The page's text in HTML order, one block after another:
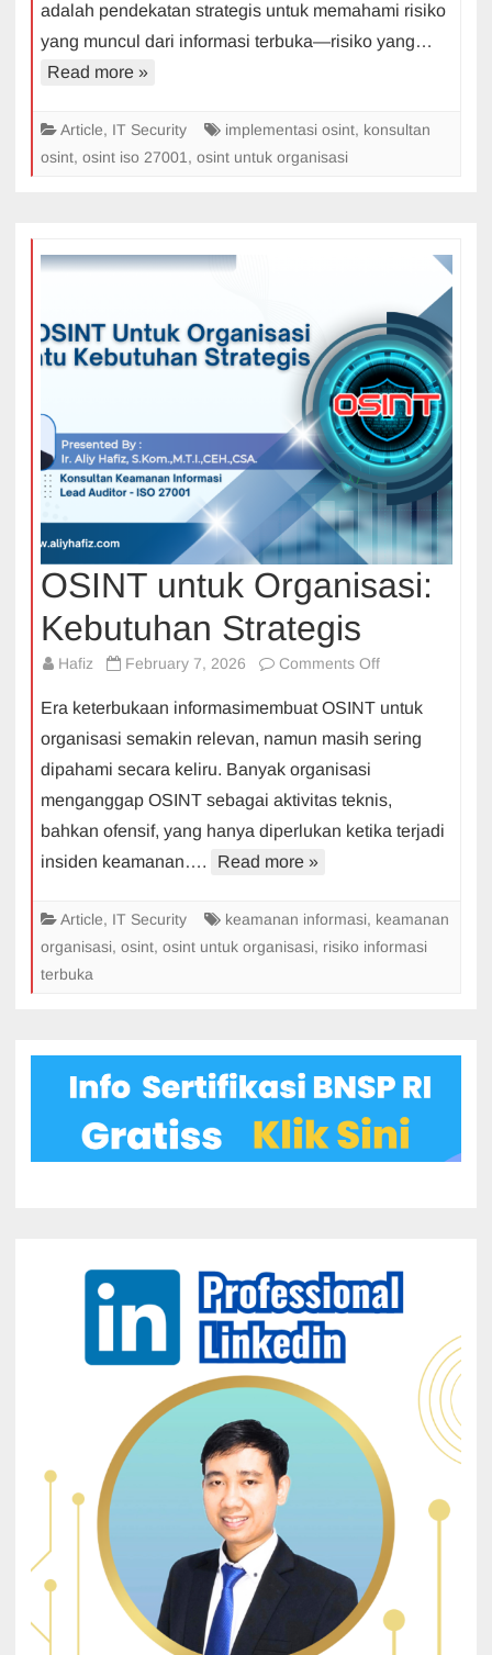
Di
Organisasi
adalah pendekatan strategis untuk memahami risiko
yang muncul dari informasi terbuka—risiko yang…
Read more »
Article, IT Security implementasi osint, konsultan
osint, osint iso 27001, osint untuk organisasi
OSINT untuk Organisasi:
Kebutuhan Strategis
Hafiz February 7, 2026 Comments Offon
untuk
Organisasi:
Strategis
Era keterbukaan informasimembuat OSINT untuk
organisasi semakin relevan, namun masih sering
dipahami secara keliru. Banyak organisasi
menganggap OSINT sebagai aktivitas teknis,
bahkan ofensif, yang hanya diperlukan ketika terjadi
insiden keamanan….
Read more »
Article, IT Security keamanan informasi, keamanan
organisasi, osint, osint untuk organisasi, risiko informasi
terbuka